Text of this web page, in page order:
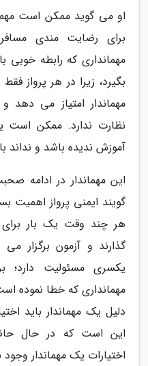
او می گوید ممکن است
برای رضایت مندی
مهمانداری که رابطه خوبی
بگیرد، زیرا در هر پرواز
مهماندار امتیاز می
نظارت ندارد. ممکن است
آموزش ندیده باشد و نداند
این مهماندار در ادامه
گویند ایمنی پرواز اهمیت
هر چند وقت یک بار برای
گذارند و آزمون برگزار می
یکسری مسئولیت دارد؛
مهمانداری که خطا نموده
دلیل یک مهماندار باید
این است که در حال
اختیارات یک مهماندار وجود